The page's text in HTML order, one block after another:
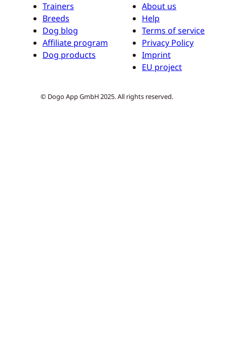
Trainers
Breeds
Dog blog
Affiliate program
Dog products
About us
Help
Terms of service
Privacy Policy
Imprint
EU project
© Dogo App GmbH 2025. All rights reserved.